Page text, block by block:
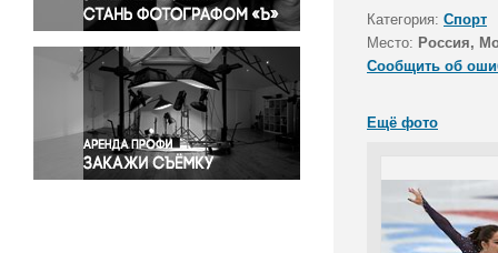
Религия
Светская жизнь
Спорт
Экология
Экономика и бизнес
Категория: Спорт
Место: Россия,
Сообщить об
Ещё фото